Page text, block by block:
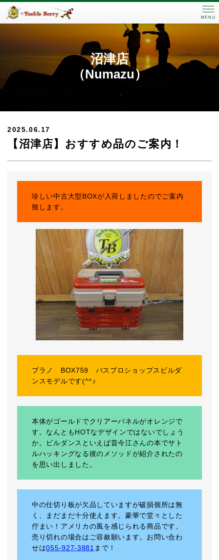
MENU
沼津店
（Numazu）
2025.06.17
【沼津店】おすすめ品のご案内！
珍しい中古大型BOXが入荷しましたのでご案内
致します。
プラノ BOX759 バスプロショップスビルダ
ンスモデルです(^^♪
本体がゴールドでクリアーパネルがオレンジで
す。なんともHOTなデザインではないでしょう
か。ビルダンスといえば昔今江さんの本でサト
ルハッキングなる彼のメソッドが紹介されたの
を思い出しました。
中の仕切り板が欠品していますが破損個所は無
く、まだまだ十分使えます。豪華で堂々とした
佇まい！アメリカの風を感じられる商品です。
売り切れの場合はご容赦願います。お問い合わ
せは055-927-3881 まで！